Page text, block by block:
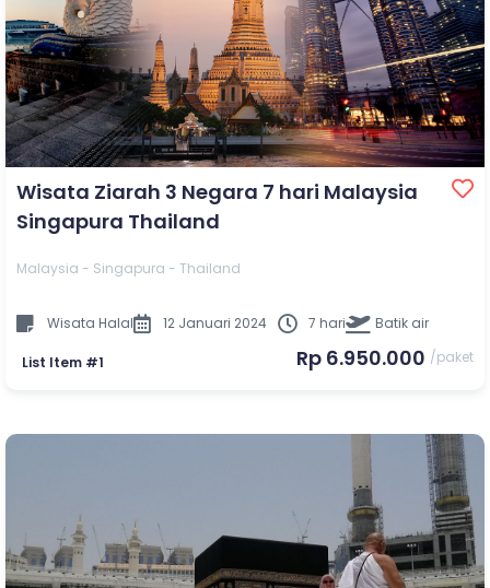
Wisata Ziarah 3 Negara 7 hari Malaysia
Singapura Thailand
Malaysia - Singapura - Thailand
Wisata Halal 12 Januari 2024 7 hari Batik air
List Item #1 Rp 6.950.000 /paket